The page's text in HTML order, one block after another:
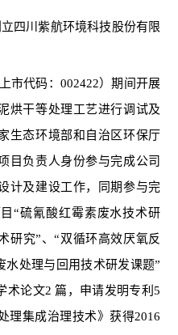
四川紫航环境科技股份有限
市代码： 002422）期间开展
烘干等处理工艺进行调试及
生态环境部和自治区环保厅
目负责人身份参与完成公司
计及建设工作，同期参与完
“硫氰酸红霉素废水技术研
研究”、“双循环高效厌氧反
水处理与回用技术研发课题”
术论文2篇，申请发明专利5
理集成治理技术》获得2016